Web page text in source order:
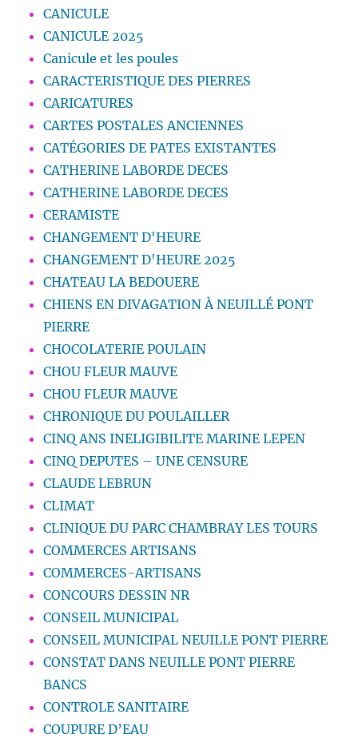
CANICULE
CANICULE 2025
Canicule et les poules
CARACTERISTIQUE DES PIERRES
CARICATURES
CARTES POSTALES ANCIENNES
CATÉGORIES DE PATES EXISTANTES
CATHERINE LABORDE DECES
CATHERINE LABORDE DECES
CERAMISTE
CHANGEMENT D'HEURE
CHANGEMENT D'HEURE 2025
CHATEAU LA BEDOUERE
CHIENS EN DIVAGATION À NEUILLÉ PONT
PIERRE
CHOCOLATERIE POULAIN
CHOU FLEUR MAUVE
CHOU FLEUR MAUVE
CHRONIQUE DU POULAILLER
CINQ ANS INELIGIBILITE MARINE LEPEN
CINQ DEPUTES – UNE CENSURE
CLAUDE LEBRUN
CLIMAT
CLINIQUE DU PARC CHAMBRAY LES TOURS
COMMERCES ARTISANS
COMMERCES-ARTISANS
CONCOURS DESSIN NR
CONSEIL MUNICIPAL
CONSEIL MUNICIPAL NEUILLE PONT PIERRE
CONSTAT DANS NEUILLE PONT PIERRE
BANCS
CONTROLE SANITAIRE
COUPURE D’EAU